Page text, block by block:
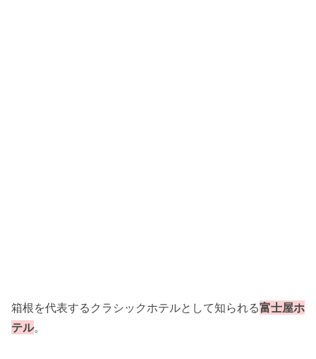
箱根を代表するクラシックホテルとして知られる富士屋ホ
テル。